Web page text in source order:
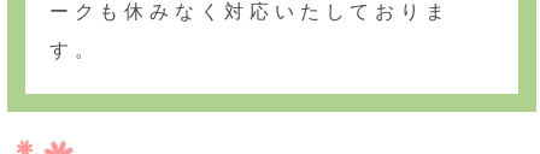
ークも休みなく対応いたしておりま
す。